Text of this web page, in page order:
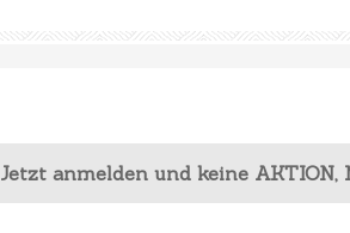
Jetzt anmelden und keine AKTION,